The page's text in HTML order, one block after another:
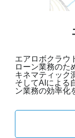
エアロボクラウ
ローン業務のた
キネマティック
そしてAIによる
ン業務の効率化